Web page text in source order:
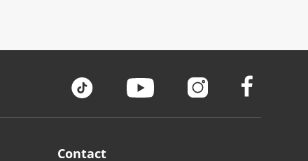
Contact